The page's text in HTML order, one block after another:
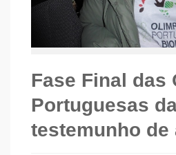
Fase Final das
Portuguesas
testemunho de